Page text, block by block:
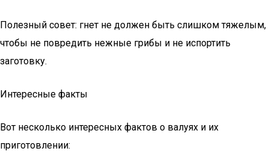
Полезный совет: гнет не должен быть слишком тяжелым,
чтобы не повредить нежные грибы и не испортить
заготовку.
Интересные факты
Вот несколько интересных фактов о валуях и их
приготовлении: